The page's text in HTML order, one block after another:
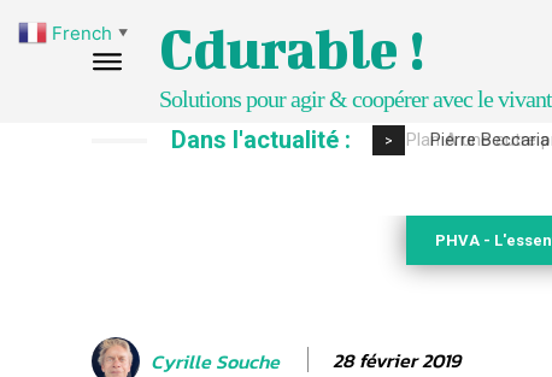
Cdurable !
Solutions pour agir & coopérer avec le vivant
Dans l'actualité : > Pierre Beccaria
PHVA -
Cyrille Souche 28 février 2019
French ▼